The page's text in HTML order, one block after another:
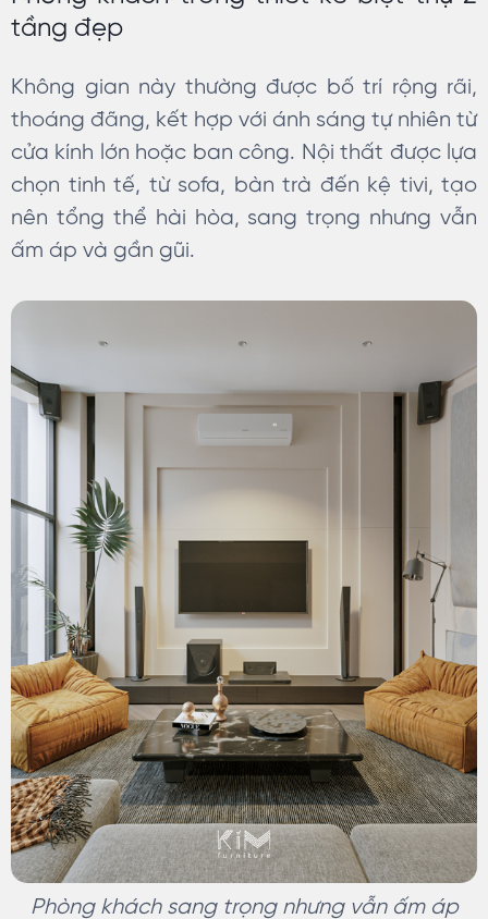
tầng đẹp
Không gian này thường được bố trí rộng rãi,
thoáng đãng, kết hợp với ánh sáng tự nhiên từ
cửa kính lớn hoặc ban công. Nội thất được lựa
chọn tinh tế, từ sofa, bàn trà đến kệ tivi, tạo
nên tổng thể hài hòa, sang trọng nhưng vẫn
ấm áp và gần gũi.
Phòng khách sang trọng nhưng vẫn ấm áp